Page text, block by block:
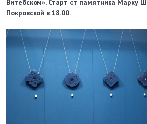
Витебском». Старт от памятника Марку
Покровской в 18.00.